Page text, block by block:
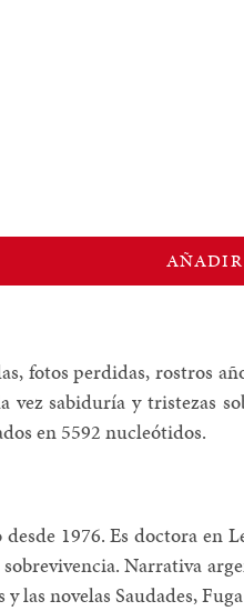
fotos perdidas, rostros
sabiduría y tristezas
en 5592 nucleótidos.
1976. Es doctora en
Narrativa
las novelas Saudades,